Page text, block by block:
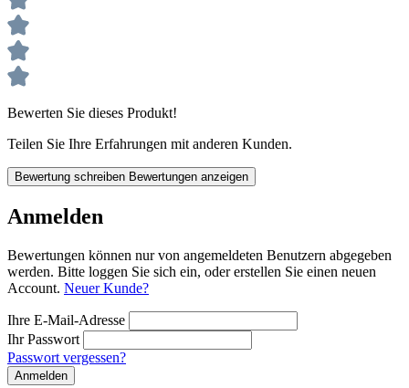
Bewerten Sie dieses Produkt!
Teilen Sie Ihre Erfahrungen mit anderen Kunden.
Bewertung schreiben Bewertungen anzeigen
Anmelden
Bewertungen können nur von angemeldeten Benutzern abgegeben
werden. Bitte loggen Sie sich ein, oder erstellen Sie einen neuen
Account. Neuer Kunde?
Ihre E-Mail-Adresse
Ihr Passwort
Passwort vergessen?
Anmelden